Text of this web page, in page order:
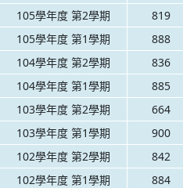
105學年度 第2學期
819
105學年度 第1學期
888
104學年度 第2學期
836
104學年度 第1學期
885
103學年度 第2學期
664
103學年度 第1學期
900
102學年度 第2學期
842
102學年度 第1學期
884